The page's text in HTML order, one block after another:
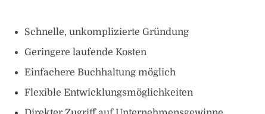
Schnelle, unkomplizierte Gründung
Geringere laufende Kosten
Einfachere Buchhaltung möglich
Flexible Entwicklungsmöglichkeiten